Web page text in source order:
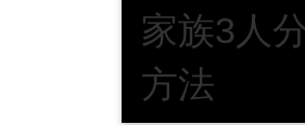
家族3人
方法